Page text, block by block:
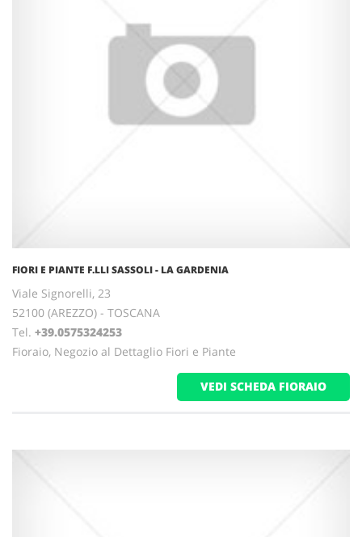
FIORI E PIANTE F.LLI SASSOLI - LA GARDENIA
Viale Signorelli, 23
52100 (AREZZO) - TOSCANA
Tel. +39.0575324253
Fioraio, Negozio al Dettaglio Fiori e Piante
VEDI SCHEDA FIORAIO